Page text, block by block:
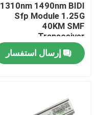
مسكن
معلومات عنا
1310nm 1490nm BIDI
Sfp Module 1.25G
40KM SMF
Transceiver
إرسال استفسار